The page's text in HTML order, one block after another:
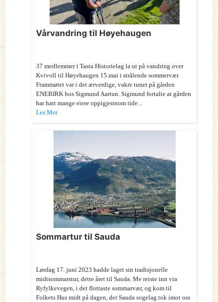
Vårvandring til Høyehaugen
37 medlemmer i Tasta Historielag la ut på vandring over
Kvivoll til Høyehaugen 15.mai i strålende sommervær.
Frammøtet var i det ærverdige, vakre tunet på gården
ENEBIRK hos Sigmund Aartun. Sigmund fortalte at gården
har hatt mange eiere oppigjennom tide...
Les Mer
Sommartur til Sauda
Lørdag 17. juni 2023 hadde laget sin tradisjonelle
midtsommarstur, dette året til Sauda. Me reiste inn via
Ryfylkevegen, i det flottaste sommarvær, og kom til
Folkets Hus midt på dagen, der Sauda sogelag tok imot oss